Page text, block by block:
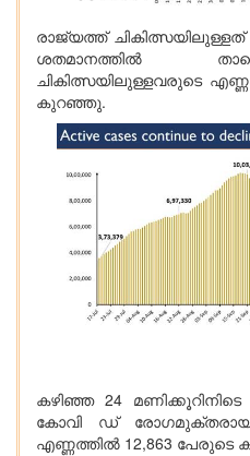
രാജ്യത്ത്
ശതമാനത്തില്‍
ചികിത്സയിലുള്ളവരുടെ എണ്ണം
കുറഞ്ഞു.
കഴിഞ്ഞ 24
കോവി ഡ്
എണ്ണത്തില്‍ 12,863 പേരുടെ